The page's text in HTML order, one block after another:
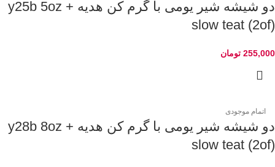
دو شیشه شیر یومی با گرم کن هدیه y25b 5oz +
slow teat (2of)
255,000 تومان
اتمام موجودی
دو شیشه شیر یومی با گرم کن هدیه y28b 8oz +
slow teat (2of)